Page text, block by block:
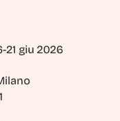
-21 giu 2026